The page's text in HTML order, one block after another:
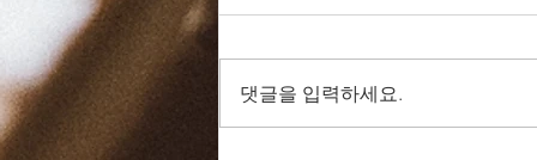
드라마 바이블 161일
댓글을 입력하세요.